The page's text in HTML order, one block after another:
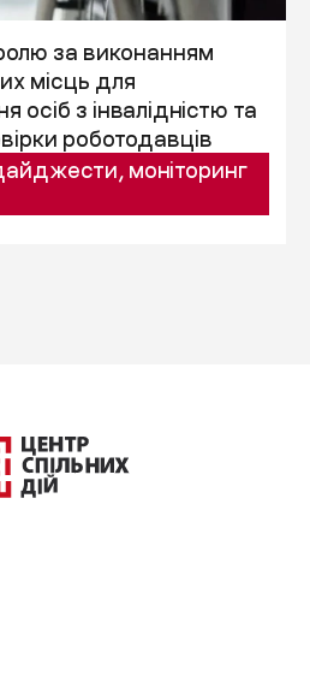
за виконанням
місць для
осіб з інвалідністю та
роботодавців
, моніторинг